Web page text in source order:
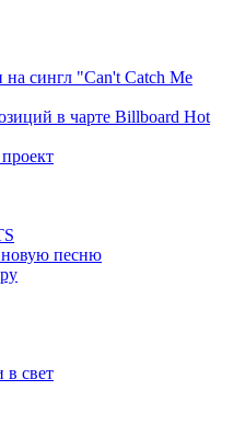
сингл "Can't Catch Me
в чарте Billboard Hot
новую песню
свет